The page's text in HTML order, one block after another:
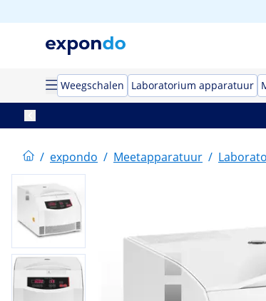
Weegschalen Laboratorium apparatuur
/ expondo / Meetapparatuur /